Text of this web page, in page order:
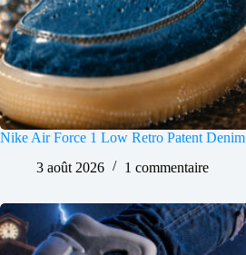
Nike Air Force 1 Low Retro Patent Denim
3 août 2026
1 commentaire